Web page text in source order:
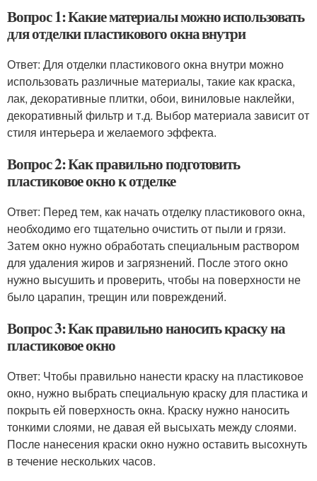
Вопрос 1: Какие материалы можно использовать
для отделки пластикового окна внутри
Ответ: Для отделки пластикового окна внутри можно
использовать различные материалы, такие как краска,
лак, декоративные плитки, обои, виниловые наклейки,
декоративный фильтр и т.д. Выбор материала зависит от
стиля интерьера и желаемого эффекта.
Вопрос 2: Как правильно подготовить
пластиковое окно к отделке
Ответ: Перед тем, как начать отделку пластикового окна,
необходимо его тщательно очистить от пыли и грязи.
Затем окно нужно обработать специальным раствором
для удаления жиров и загрязнений. После этого окно
нужно высушить и проверить, чтобы на поверхности не
было царапин, трещин или повреждений.
Вопрос 3: Как правильно наносить краску на
пластиковое окно
Ответ: Чтобы правильно нанести краску на пластиковое
окно, нужно выбрать специальную краску для пластика и
покрыть ей поверхность окна. Краску нужно наносить
тонкими слоями, не давая ей высыхать между слоями.
После нанесения краски окно нужно оставить высохнуть
в течение нескольких часов.